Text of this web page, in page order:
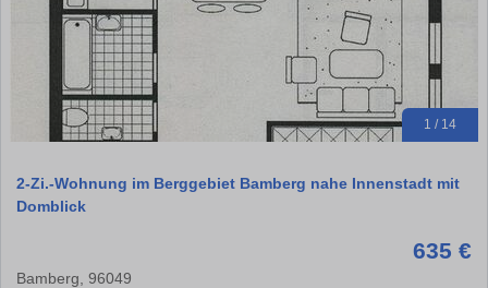
1 / 14
2-Zi.-Wohnung im Berggebiet Bamberg nahe Innenstadt mit
Domblick
635 €
Bamberg, 96049